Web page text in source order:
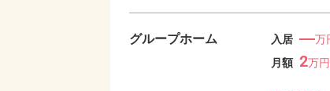
グループホーム 入居 ―万
月額 2万